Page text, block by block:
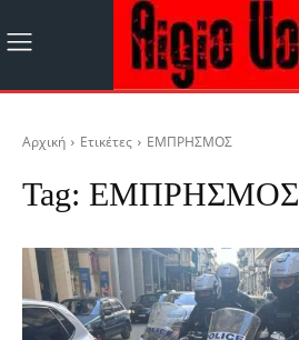
Αρχική Ετικέτες ΕΜΠΡΗΣΜΟΣ
Tag: ΕΜΠΡΗΣΜΟΣ